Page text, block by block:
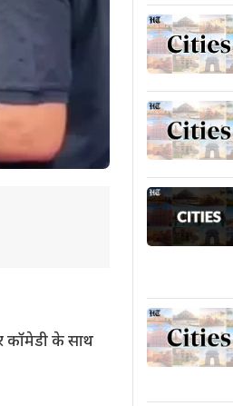
कॉमेडी के साथ